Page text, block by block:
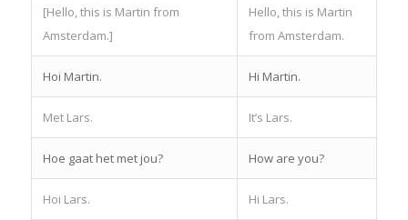
[Hello, this is Martin from
Amsterdam.]
Hello, this is Martin
from Amsterdam.
Hoi Martin. Hi Martin.
Met Lars. It’s Lars.
Hoe gaat het met jou? How are you?
Hoi Lars. Hi Lars.